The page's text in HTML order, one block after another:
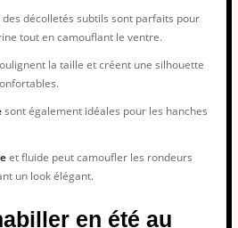
des décolletés subtils sont parfaits pour
tout en camouflant le ventre.
la taille et créent une silhouette
sont également idéales pour les hanches
et fluide peut camoufler les rondeurs
un look élégant.
en été au